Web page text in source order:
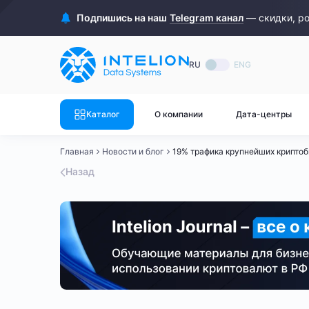
Подпишись на наш Telegram канал — скидки,
RU ENG
Каталог О компании Дата-центры
ASIC майнеры
Bitmain
Innosilicon
Iceriver
Смотреть весь каталог
Готовый
Готовый
Готовый
Готовый
Готовый
Главная Новости и блог 19% трафика крупнейших
Назад